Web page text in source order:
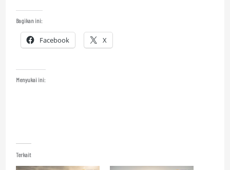
Bagikan ini:
Facebook X
Menyukai ini:
Terkait